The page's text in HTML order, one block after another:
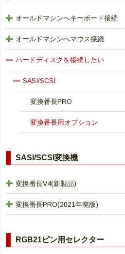
オールドマシンへキーボード接続
オールドマシンへマウス接続
ハードディスクを接続したい
SASI/SCSI
変換番長PRO
変換番長用オプション
SASI/SCSI変換機
変換番長V4(新製品)
変換番長PRO(2021年廃版)
RGB21ピン用セレクター